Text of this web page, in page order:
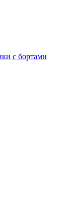
с бортами